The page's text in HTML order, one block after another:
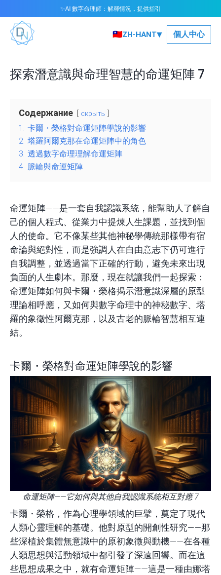
🇹🇼ZH-HANT▾ 個人中心
探索潛意識與命理智慧的命運矩陣 7
Содержание скрыть
1. 卡爾・榮格對命運矩陣學說的影響
2. 塔羅阿爾克那在命運矩陣中的角色
3. 透過數字命理理解命運矩陣
4. 脈輪與命運矩陣
命運矩陣——是一套自我認識系統，能幫助人了解自
己的個人程式、從業力中提煉人生課題，並找到個
人的使命。它不像某些其他神秘學傳統那樣帶有宿
命論與絕對性，而是強調人在自由意志下仍可進行
自我調整，並透過當下正確的行動，避免未來出現
負面的人生劇本。那麼，現在就讓我們一起探索：
命運矩陣如何與卡爾・榮格揭示潛意識深層的原型
理論相呼應，又如何與數字命理中的神秘數字、塔
羅的象徵性阿爾克那，以及古老的脈輪智慧相互連
結。
卡爾・榮格對命運矩陣學說的影響
命運矩陣——它如何與其他自我認識系統相互對應 7
卡爾・榮格，作為心理學領域的巨擘，奠定了現代
人類心靈理解的基礎。他對原型的開創性研究——那
些深植於集體無意識中的原初象徵與動機——在各種
人類思想與活動領域中都引發了深遠回響。而在這
些思想成果之中，就有命運矩陣——這是一種由娜塔
✨AI 數字命理師：解釋情況，提供指引